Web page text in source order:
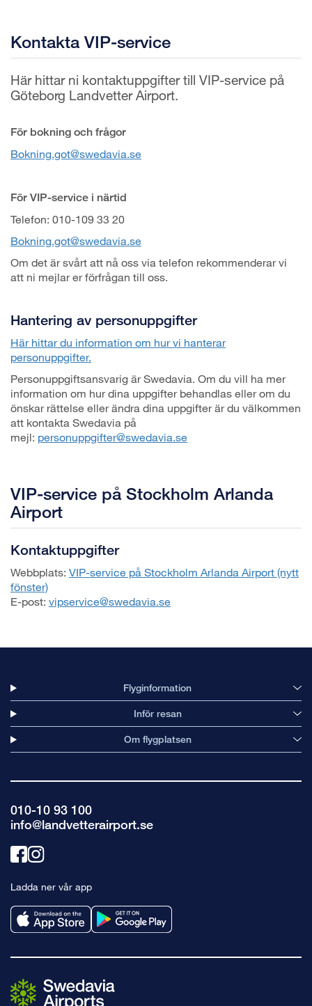
Kontakta VIP-service
Här hittar ni kontaktuppgifter till VIP-service på
Göteborg Landvetter Airport.
För bokning och frågor
Bokning.got@swedavia.se
För VIP-service i närtid
Telefon: 010-109 33 20
Bokning.got@swedavia.se
Om det är svårt att nå oss via telefon rekommenderar vi
att ni mejlar er förfrågan till oss.
Hantering av personuppgifter
Här hittar du information om hur vi hanterar
personuppgifter.
Personuppgiftsansvarig är Swedavia. Om du vill ha mer
information om hur dina uppgifter behandlas eller om du
önskar rättelse eller ändra dina uppgifter är du välkommen
att kontakta Swedavia på
mejl: personuppgifter@swedavia.se
VIP-service på Stockholm Arlanda
Airport
Kontaktuppgifter
Webbplats: VIP-service på Stockholm Arlanda Airport (nytt
fönster)
E-post: vipservice@swedavia.se
Flyginformation
Inför resan
Om flygplatsen
010-10 93 100
info@landvetterairport.se
Länk
facebook
Länk
instagram
Ladda ner vår app